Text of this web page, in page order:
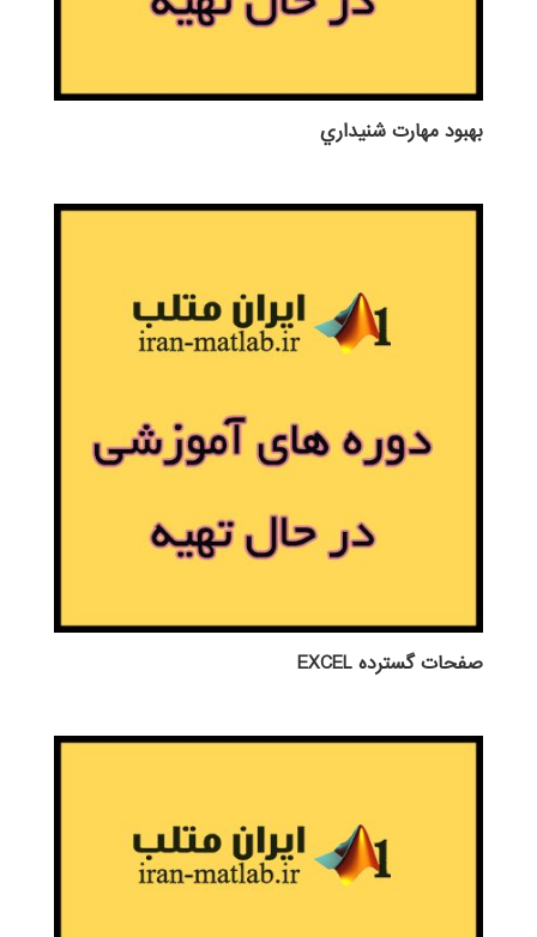
بهبود مهارت شنيداري
صفحات گسترده EXCEL